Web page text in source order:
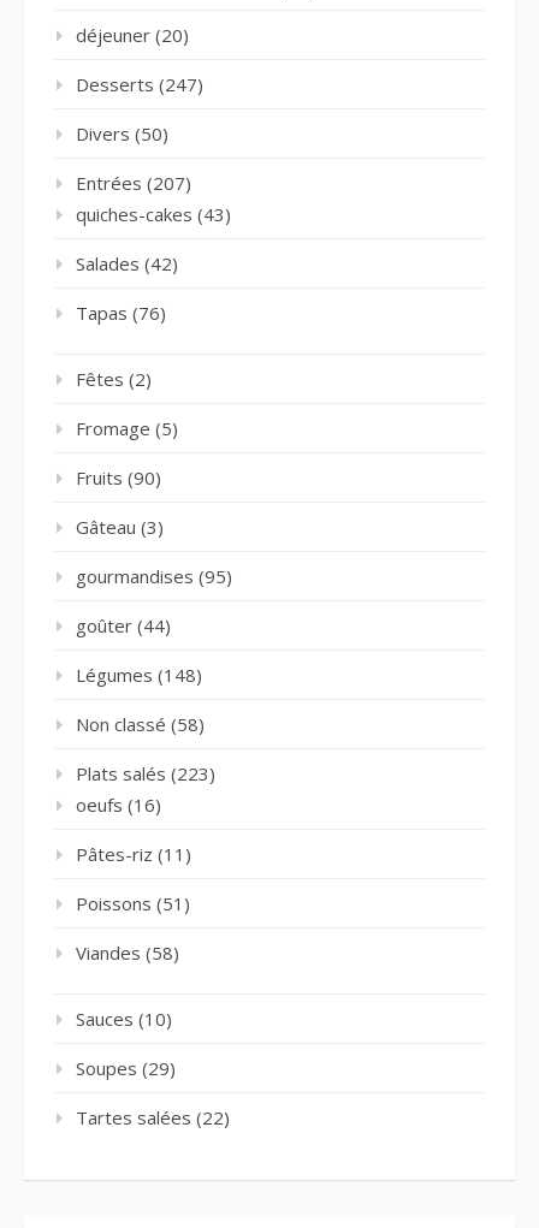
déjeuner (20)
Desserts (247)
Divers (50)
Entrées (207)
quiches-cakes (43)
Salades (42)
Tapas (76)
Fêtes (2)
Fromage (5)
Fruits (90)
Gâteau (3)
gourmandises (95)
goûter (44)
Légumes (148)
Non classé (58)
Plats salés (223)
oeufs (16)
Pâtes-riz (11)
Poissons (51)
Viandes (58)
Sauces (10)
Soupes (29)
Tartes salées (22)